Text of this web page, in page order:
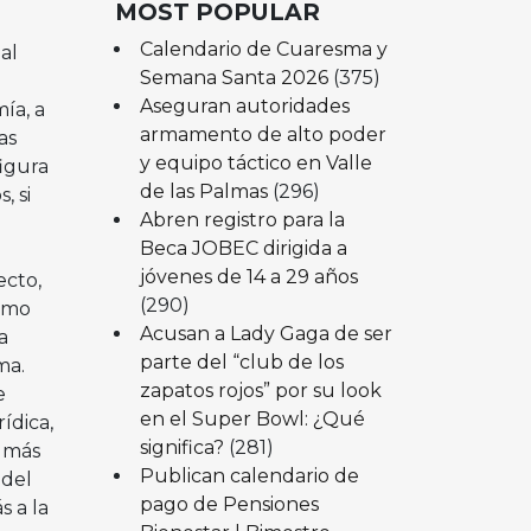
a
si
a la
MOST POPULAR
Calendario de Cuaresma y
Semana Santa 2026 (375)
Aseguran autoridades
armamento de alto poder
y equipo táctico en Valle
de las Palmas (296)
Abren registro para la
Beca JOBEC dirigida a
jóvenes de 14 a 29 años
(290)
Acusan a Lady Gaga de ser
parte del “club de los
zapatos rojos” por su look
en el Super Bowl: ¿Qué
significa? (281)
Publican calendario de
pago de Pensiones